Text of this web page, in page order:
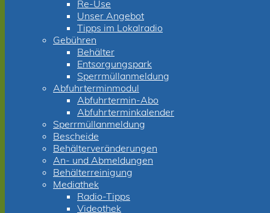
Re-Use
Unser Angebot
Tipps im Lokalradio
Gebühren
Behälter
Entsorgungspark
Sperrmüllanmeldung
Abfuhrterminmodul
Abfuhrtermin-Abo
Abfuhrterminkalender
Sperrmüllanmeldung
Bescheide
Behälterveränderungen
An- und Abmeldungen
Behälterreinigung
Mediathek
Radio-Tipps
Videothek